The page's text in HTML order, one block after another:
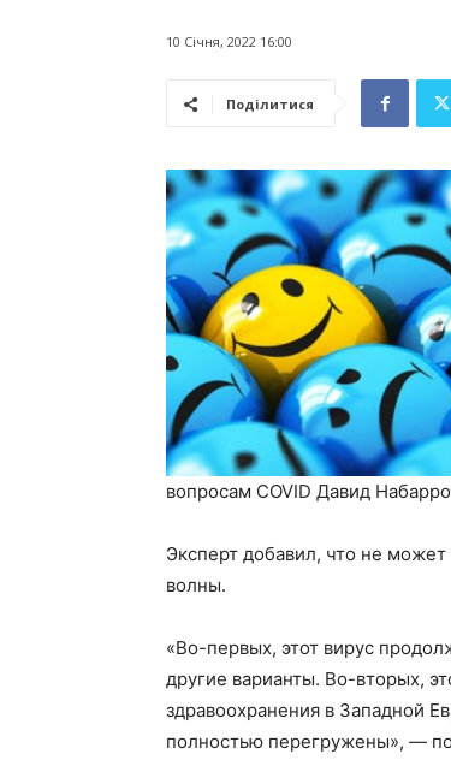
10 Січня, 2022 16:00
Поділитися
вопросам COVID Давид
Эксперт добавил, что не
волны.
«Во-первых, этот вирус
другие варианты. Во-вторых,
здравоохранения в Западной
полностью перегружены», —